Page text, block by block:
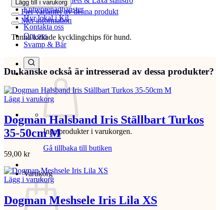
Entreprenadtjänster
Hyr lokal i Kil
Kontakta oss
Om oss
Svamp & Bär
Inga produkter i varukorgen.
Gå tillbaka till butiken
Varukorg
Lägg till i varukorg
Fler varianter av denna produkt
Mer information
Tunna torkade kycklingchips för hund.
Du kanske också är intresserad av dessa produkter?
Lägg i varukorg
Dogman Halsband Iris Ställbart Turkos
35-50cm M
59,00 kr
Lägg i varukorg
Dogman Meshsele Iris Lila XS